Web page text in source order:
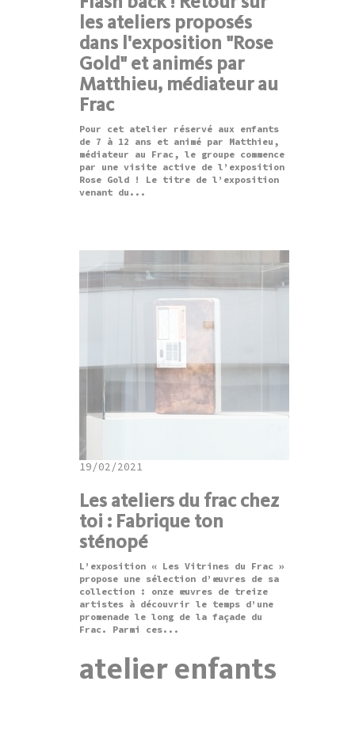
les ateliers proposés
dans l'exposition "Rose
Gold" et animés par
Matthieu, médiateur au
Frac
Pour cet atelier réservé aux enfants
de 7 à 12 ans et animé par Matthieu,
médiateur au Frac, le groupe commence
par une visite active de l’exposition
Rose Gold ! Le titre de l’exposition
venant du...
19/02/2021
Les ateliers du frac chez
toi : Fabrique ton
sténopé
L’exposition « Les Vitrines du Frac »
propose une sélection d’œuvres de sa
collection : onze œuvres de treize
artistes à découvrir le temps d’une
promenade le long de la façade du
Frac. Parmi ces...
atelier enfants